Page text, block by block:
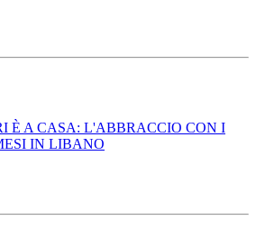
È A CASA: L'ABBRACCIO CON I
IN LIBANO